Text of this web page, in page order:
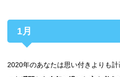
1月
2020年のあなたは思い付きよりも計